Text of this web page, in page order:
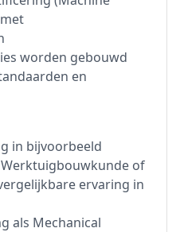
worden gebouwd
en
in bijvoorbeeld
of
ervaring in
als Mechanical